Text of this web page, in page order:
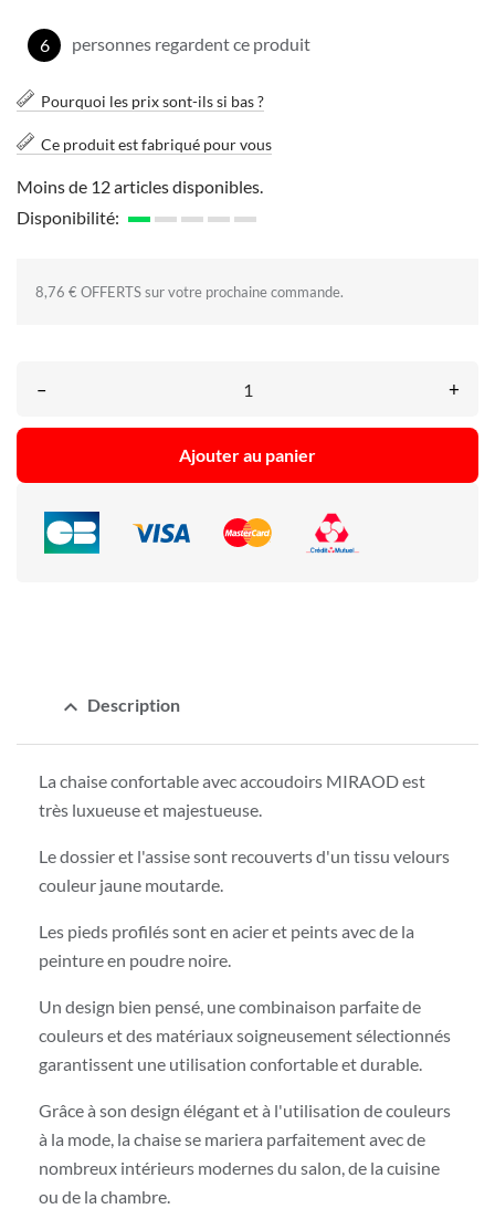
6 personnes regardent ce produit
Pourquoi les prix sont-ils si bas ?
Ce produit est fabriqué pour vous
Moins de 12 articles disponibles.
Disponibilité:
8,76 € OFFERTS sur votre prochaine commande.
– +
Ajouter au panier
expand_less Description
La chaise confortable avec accoudoirs MIRAOD est
très luxueuse et majestueuse.
Le dossier et l'assise sont recouverts d'un tissu velours
couleur jaune moutarde.
Les pieds profilés sont en acier et peints avec de la
peinture en poudre noire.
Un design bien pensé, une combinaison parfaite de
couleurs et des matériaux soigneusement sélectionnés
garantissent une utilisation confortable et durable.
Grâce à son design élégant et à l'utilisation de couleurs
à la mode, la chaise se mariera parfaitement avec de
nombreux intérieurs modernes du salon, de la cuisine
ou de la chambre.